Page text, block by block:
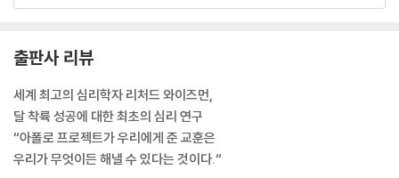
물론 도전적인 목표를 세워도 어떤 조직과 개인은 성공하고 어떤 조직과
개인은 실패한다. 어느 쪽이든, 대담무쌍한 비전이 있으면 일을 진행시킬
수 있고, 완전히 성공하지 못한 사람도 목표를 너무 낮게 잡은 사람보다는
훨씬 큰 성공을 이루게 된다. 레스 브라운은 “달을 향해 쏴라. 빗나가더라
도 별들 사이에 내려앉게 될 것이다”라는 유명한 말을 했다.
출판사 리뷰
세계 최고의 심리학자 리처드 와이즈먼,
달 착륙 성공에 대한 최초의 심리 연구
“아폴로 프로젝트가 우리에게 준 교훈은
우리가 무엇이든 해낼 수 있다는 것이다.“